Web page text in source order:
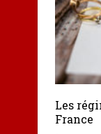
Les
France